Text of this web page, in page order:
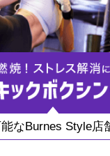
なBurnes Style店